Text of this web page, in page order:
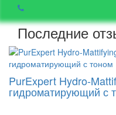
Последние
PurExpert Hydro-
гидроматирующий с